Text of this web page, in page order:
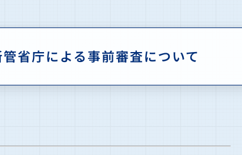
省庁による事前審査について